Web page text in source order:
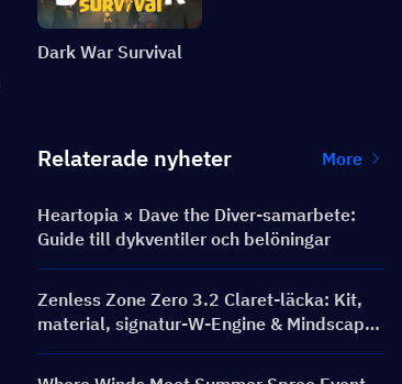
Dark War Survival
Relaterade nyheter More
Heartopia × Dave the Diver-samarbete:
Guide till dykventiler och belöningar
Zenless Zone Zero 3.2 Claret-läcka: Kit,
material, signatur-W-Engine & Mindscape
Cinema